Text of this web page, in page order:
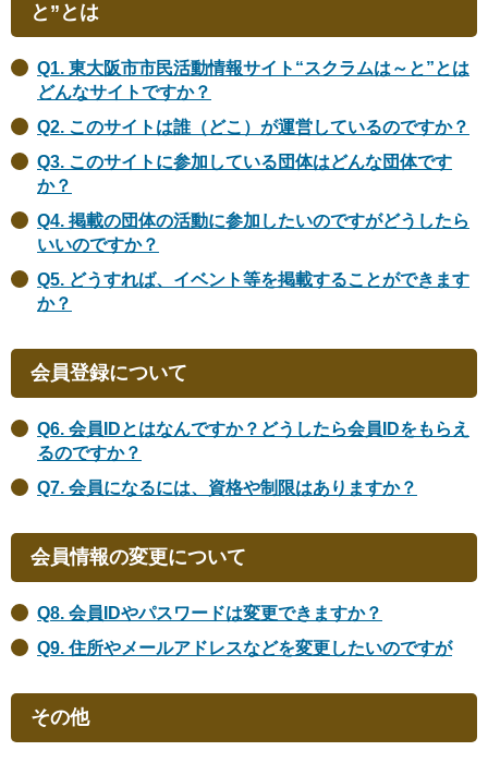
と”とは
Q1. 東大阪市市民活動情報サイト“スクラムは～と”とは
どんなサイトですか？
Q2. このサイトは誰（どこ）が運営しているのですか？
Q3. このサイトに参加している団体はどんな団体です
か？
Q4. 掲載の団体の活動に参加したいのですがどうしたら
いいのですか？
Q5. どうすれば、イベント等を掲載することができます
か？
会員登録について
Q6. 会員IDとはなんですか？どうしたら会員IDをもらえ
るのですか？
Q7. 会員になるには、資格や制限はありますか？
会員情報の変更について
Q8. 会員IDやパスワードは変更できますか？
Q9. 住所やメールアドレスなどを変更したいのですが
その他